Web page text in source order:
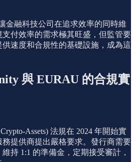
金融科技公司在追求效率的同時維
付效率的需求極其旺盛，但監管要
速度和合規性的基礎設施，成為這
與 EURAU 的合規實
Assets) 法規在 2024 年開始實
提供商提出嚴格要求。發行商需要
持 1:1 的準備金，定期接受審計，